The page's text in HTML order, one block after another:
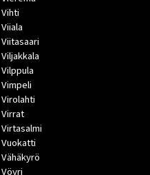
Vihti
Viiala
Viitasaari
Viljakkala
Vilppula
Vimpeli
Virolahti
Virrat
Virtasalmi
Vuokatti
Vähäkyrö
Vöyri